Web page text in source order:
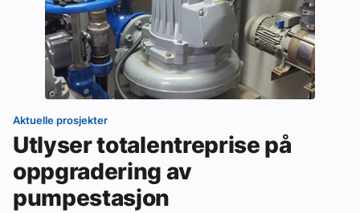
Aktuelle prosjekter
Utlyser totalentreprise på
oppgradering av
pumpestasjon